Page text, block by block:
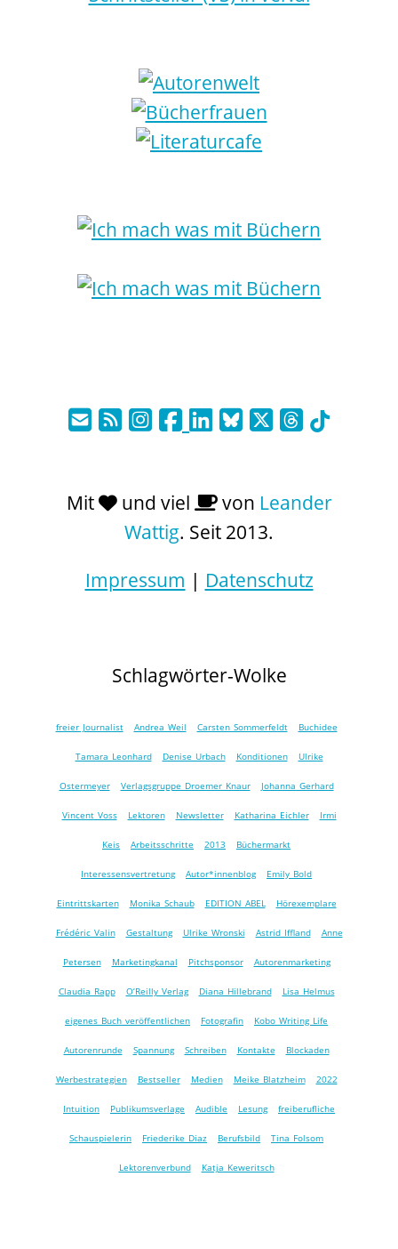
Mit und viel von Leander
Wattig. Seit 2013.
Impressum | Datenschutz
Schlagwörter-Wolke
freier Journalist Andrea Weil Carsten Sommerfeldt Buchidee
Tamara Leonhard Denise Urbach Konditionen Ulrike
Ostermeyer Verlagsgruppe Droemer Knaur Johanna Gerhard
Vincent Voss Lektoren Newsletter Katharina Eichler Irmi
Keis Arbeitsschritte 2013 Büchermarkt
Interessensvertretung Autor*innenblog Emily Bold
Eintrittskarten Monika Schaub EDITION ABEL Hörexemplare
Frédéric Valin Gestaltung Ulrike Wronski Astrid Iffland Anne
Petersen Marketingkanal Pitchsponsor Autorenmarketing
Claudia Rapp O’Reilly Verlag Diana Hillebrand Lisa Helmus
eigenes Buch veröffentlichen Fotografin Kobo Writing Life
Autorenrunde Spannung Schreiben Kontakte Blockaden
Werbestrategien Bestseller Medien Meike Blatzheim 2022
Intuition Publikumsverlage Audible Lesung freiberufliche
Schauspielerin Friederike Diaz Berufsbild Tina Folsom
Lektorenverbund Katja Keweritsch